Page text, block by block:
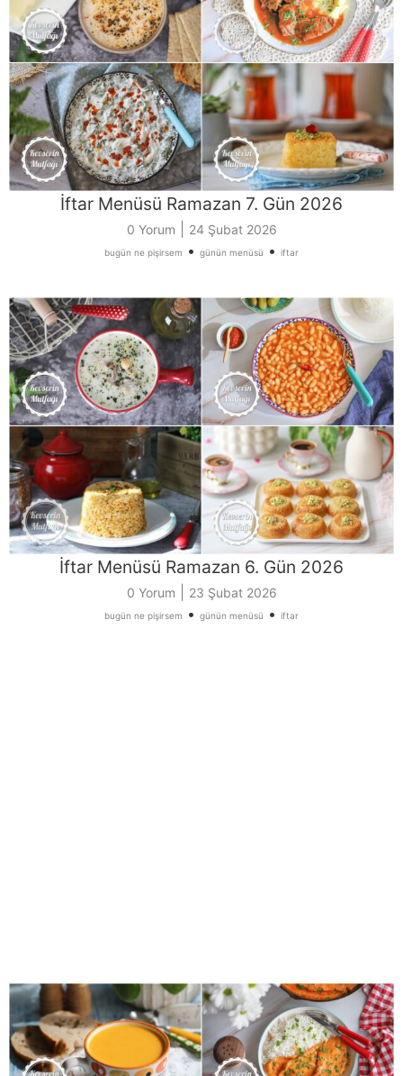
İftar Menüsü Ramazan 7. Gün 2026
0 Yorum 24 Şubat 2026
bugün ne pişirsem • günün menüsü • iftar
İftar Menüsü Ramazan 6. Gün 2026
0 Yorum 23 Şubat 2026
bugün ne pişirsem • günün menüsü • iftar